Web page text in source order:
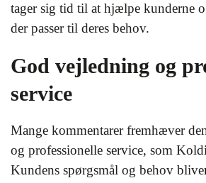
tager sig tid til at hjælpe kunderne
der passer til deres behov.
God vejledning og
service
Mange kommentarer fremhæver
og professionelle service, som
Kundens spørgsmål og behov